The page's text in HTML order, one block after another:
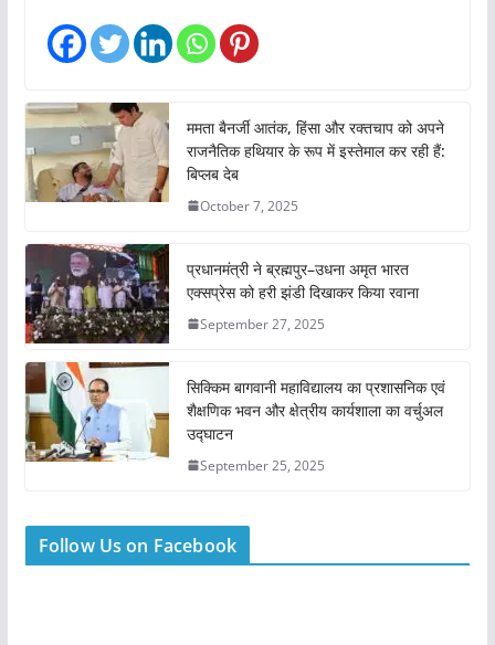
ममता बैनर्जी आतंक, हिंसा और रक्तचाप को अपने
राजनैतिक हथियार के रूप में इस्तेमाल कर रही हैं:
बिप्लब देब
October 7, 2025
प्रधानमंत्री ने ब्रह्मपुर–उधना अमृत भारत
एक्सप्रेस को हरी झंडी दिखाकर किया रवाना
September 27, 2025
सिक्किम बागवानी महाविद्यालय का प्रशासनिक एवं
शैक्षणिक भवन और क्षेत्रीय कार्यशाला का वर्चुअल
उद्घाटन
September 25, 2025
Follow Us on Facebook